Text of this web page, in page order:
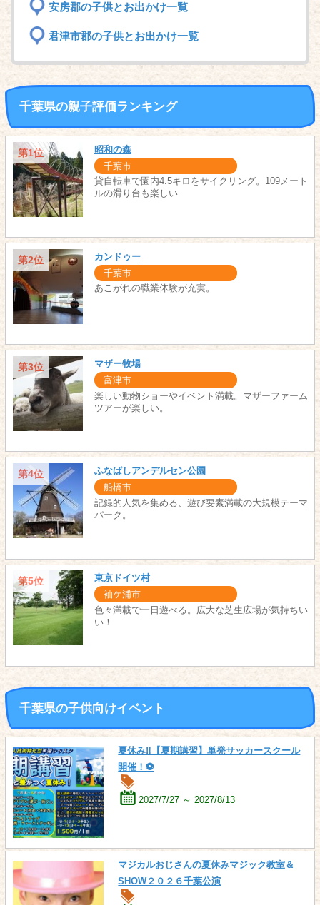
安房郡の子供とお出かけ一覧
君津市郡の子供とお出かけ一覧
千葉県の親子評価ランキング
第1位 昭和の森
千葉市
貸自転車で園内4.5キロをサイクリング。109メート
ルの滑り台も楽しい
第2位 カンドゥー
千葉市
あこがれの職業体験が充実。
第3位 マザー牧場
富津市
楽しい動物ショーやイベント満載。マザーファーム
ツアーが楽しい。
第4位 ふなばしアンデルセン公園
船橋市
記録的人気を集める、遊び要素満載の大規模テーマ
パーク。
第5位 東京ドイツ村
袖ケ浦市
色々満載で一日遊べる。広大な芝生広場が気持ちい
い！
千葉県の子供向けイベント
夏休み‼【夏期講習】単発サッカースクール
開催！⚽
2027/7/27 ～ 2027/8/13
マジカルおじさんの夏休みマジック教室＆
SHOW２０２６千葉公演